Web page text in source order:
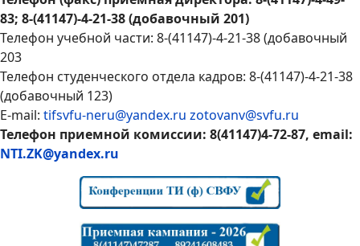
83; 8-(41147)-4-21-38 (добавочный 201)
Телефон учебной части: 8-(41147)-4-21-38 (добавочный
203
Телефон студенческого отдела кадров: 8-(41147)-4-21-38
(добавочный 123)
E-mail: tifsvfu-neru@yandex.ru zotovanv@svfu.ru
Телефон приемной комиссии: 8(41147)4-72-87, email:
NTI.ZK@yandex.ru